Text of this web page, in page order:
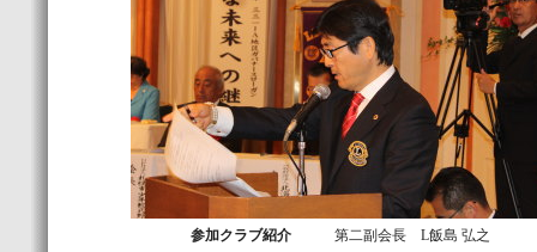
参加クラブ紹介第二副会長 L飯島 弘之